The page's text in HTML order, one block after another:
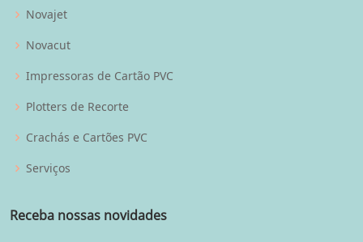
Novajet
Novacut
Impressoras de Cartão PVC
Plotters de Recorte
Crachás e Cartões PVC
Serviços
Receba nossas novidades